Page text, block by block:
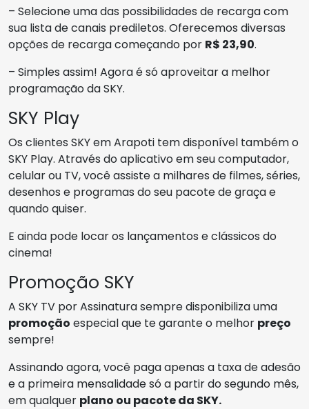
– Selecione uma das possibilidades de recarga com
sua lista de canais prediletos. Oferecemos diversas
opções de recarga começando por R$ 23,90.
– Simples assim! Agora é só aproveitar a melhor
programação da SKY.
SKY Play
Os clientes SKY em Arapoti tem disponível também o
SKY Play. Através do aplicativo em seu computador,
celular ou TV, você assiste a milhares de filmes, séries,
desenhos e programas do seu pacote de graça e
quando quiser.
E ainda pode locar os lançamentos e clássicos do
cinema!
Promoção SKY
A SKY TV por Assinatura sempre disponibiliza uma
promoção especial que te garante o melhor preço
sempre!
Assinando agora, você paga apenas a taxa de adesão
e a primeira mensalidade só a partir do segundo mês,
em qualquer plano ou pacote da SKY.